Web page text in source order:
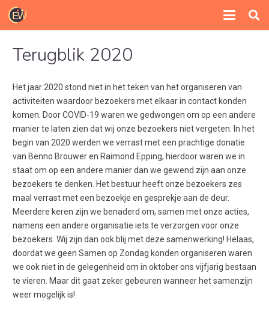
Terugblik 2020
Het jaar 2020 stond niet in het teken van het organiseren van
activiteiten waardoor bezoekers met elkaar in contact konden
komen. Door COVID-19 waren we gedwongen om op een andere
manier te laten zien dat wij onze bezoekers niet vergeten. In het
begin van 2020 werden we verrast met een prachtige donatie
van Benno Brouwer en Raimond Epping, hierdoor waren we in
staat om op een andere manier dan we gewend zijn aan onze
bezoekers te denken. Het bestuur heeft onze bezoekers zes
maal verrast met een bezoekje en gesprekje aan de deur.
Meerdere keren zijn we benaderd om, samen met onze acties,
namens een andere organisatie iets te verzorgen voor onze
bezoekers. Wij zijn dan ook blij met deze samenwerking! Helaas,
doordat we geen Samen op Zondag konden organiseren waren
we ook niet in de gelegenheid om in oktober ons vijfjarig bestaan
te vieren. Maar dit gaat zeker gebeuren wanneer het samenzijn
weer mogelijk is!